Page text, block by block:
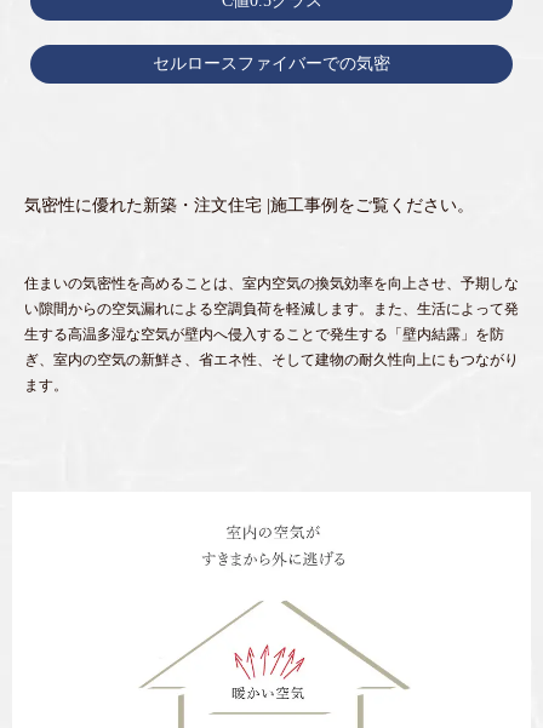
セルロースファイバーでの気密
気密性に優れた新築・注文住宅 |施工事例をご覧ください。
住まいの気密性を高めることは、室内空気の換気効率を向上させ、予期しな
い隙間からの空気漏れによる空調負荷を軽減します。また、生活によって発
生する高温多湿な空気が壁内へ侵入することで発生する「壁内結露」を防
ぎ、室内の空気の新鮮さ、省エネ性、そして建物の耐久性向上にもつながり
ます。